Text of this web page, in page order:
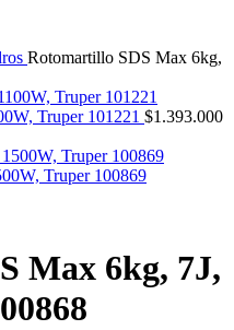
Rotomartillo SDS Max 6kg,
Truper 101221 $1.393.000
Truper 100869
Max 6kg, 7J,